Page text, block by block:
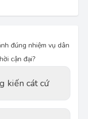
đúng nhiệm vụ dân
cận đại?
kiến cát cứ